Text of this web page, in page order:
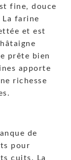
fine, douce
La farine
et est
prête bien
apporte
richesse
de
pour
cuits. La